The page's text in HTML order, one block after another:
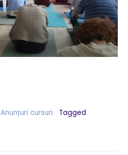
Anunțuri cursuri
Tagged